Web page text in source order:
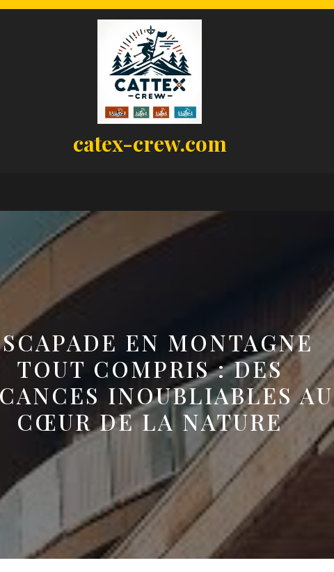
catex-crew.com
EN MONTAGNE
TOUT COMPRIS : DES
INOUBLIABLES AU
CŒUR DE LA NATURE